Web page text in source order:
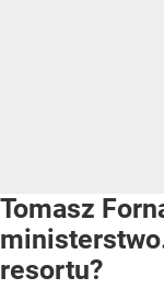
Tomasz
resortu?